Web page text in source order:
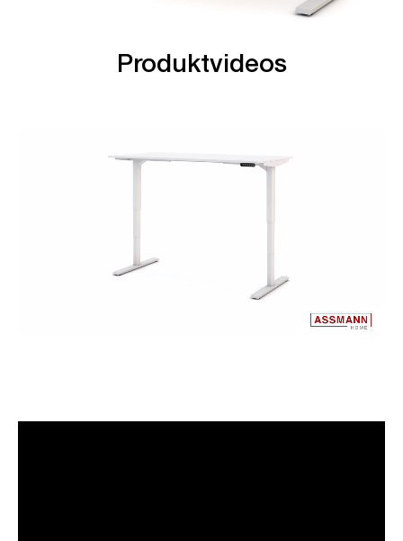
Produktvideos